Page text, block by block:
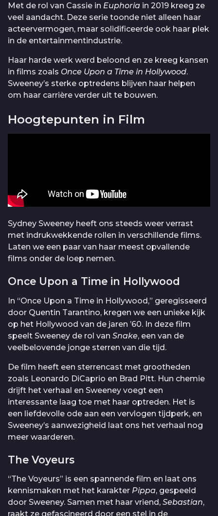
Met de rol van Cassie in Euphoria in 2019 kreeg ze
veel aandacht. Deze serie toonde niet alleen haar
acteervermogen, maar solidificeerde ook haar plek
in de entertainmentindustrie.
Haar harde werk werd beloond en ze kreeg kansen
in films zoals Once Upon a Time in Hollywood.
Sweeney’s sterke optredens blijven haar helpen
om haar carrière verder uit te bouwen.
Hoogtepunten in Film
Sydney Sweeney heeft ons steeds weer verrast
met indrukwekkende rollen in verschillende films.
Laten we een paar van haar meest opvallende
films onder de loep nemen.
Once Upon a Time in Hollywood
In “Once Upon a Time in Hollywood,” geregisseerd
door Quentin Tarantino, kregen we een unieke kijk
op het Hollywood van de jaren ’60. In deze film
speelt Sweeney de rol van Snake, een van de
veelbelovende jonge sterren van die tijd.
De film heeft een sterrencast met grootheden
zoals Leonardo DiCaprio en Brad Pitt. Hun chemie
drijft het verhaal en Sweeney voegt een
interessante laag toe met haar optreden. Het is
een liefdevolle ode aan een vervlogen tijdperk, en
Sweeney’s aanwezigheid laat ons het verhaal nog
meer waarderen.
The Voyeurs
“The Voyeurs” is een spannende film en laat ons
kennismaken met het karakter Pippa, gespeeld
door Sweeney. Samen met haar vriend, Sebastian,
raakt ze gefascineerd door een stel in de